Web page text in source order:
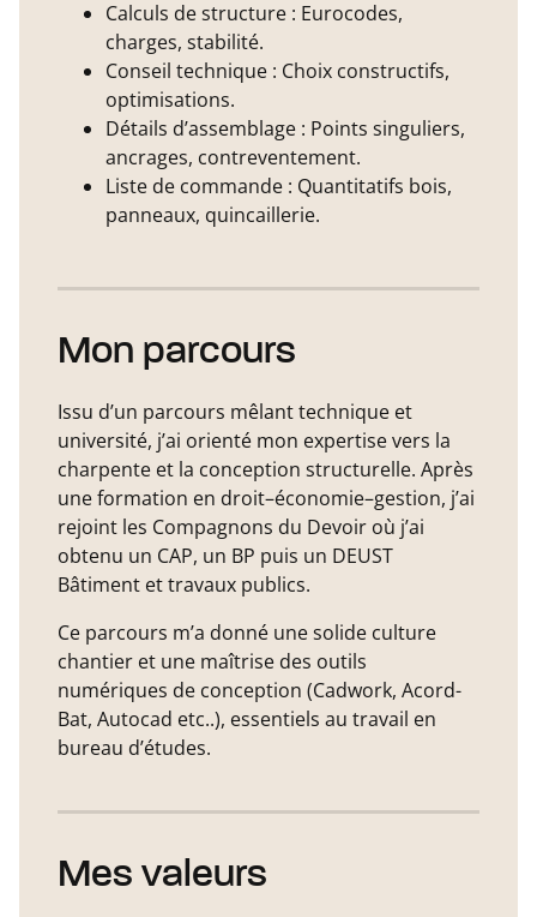
Calculs de structure : Eurocodes,
charges, stabilité.
Conseil technique : Choix constructifs,
optimisations.
Détails d’assemblage : Points singuliers,
ancrages, contreventement.
Liste de commande : Quantitatifs bois,
panneaux, quincaillerie.
Mon parcours
Issu d’un parcours mêlant technique et
université, j’ai orienté mon expertise vers la
charpente et la conception structurelle. Après
une formation en droit–économie–gestion, j’ai
rejoint les Compagnons du Devoir où j’ai
obtenu un CAP, un BP puis un DEUST
Bâtiment et travaux publics.
Ce parcours m’a donné une solide culture
chantier et une maîtrise des outils
numériques de conception (Cadwork, Acord-
Bat, Autocad etc..), essentiels au travail en
bureau d’études.
Mes valeurs